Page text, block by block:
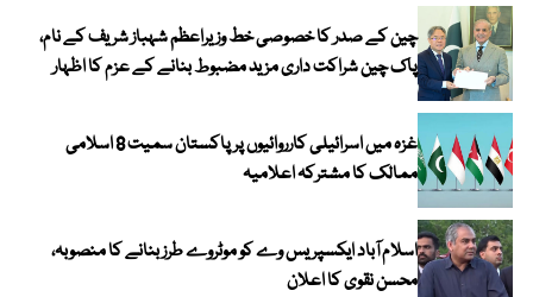
چین کے صدر کا خصوصی خط وزیراعظم شہباز شریف کے نام،
پاک چین شراکت داری مزید مضبوط بنانے کے عزم کا اظہار
غزہ میں اسرائیلی کارروائیوں پر پاکستان سمیت 8 اسلامی
ممالک کا مشترکہ اعلامیہ
اسلام آباد ایکسپریس وے کو موٹروے طرز بنانے کا منصوبہ،
محسن نقوی کا اعلان